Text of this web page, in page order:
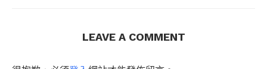
LEAVE A COMMENT